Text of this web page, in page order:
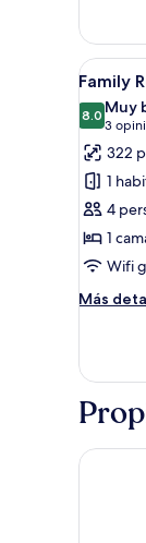
Double
Room
Abrir
todas
las
fotos
de
Family
Room
For
4
7
Family
8.08.0 de
Muy
3
(3
322
1
4
1
Wifi
Más
Más
Room
4
Sleep